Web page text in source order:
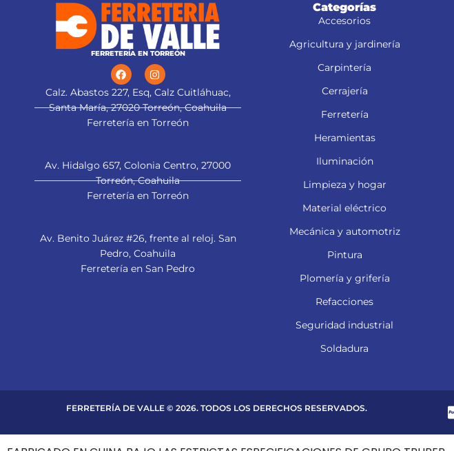
FERRETERÍA EN TORREÓN
Calz. Abastos 227, Esq, Calz Cuitláhuac,
Santa María, 27020 Torreón, Coahuila
Ferretería en Torreón
Av. Hidalgo 657, Colonia Centro, 27000
Torreón, Coahuila
Ferretería en Torreón
Av. Benito Juárez #26, frente al reloj. San
Pedro, Coahuila
Ferretería en San Pedro
Categorías
Accesorios
Agricultura y jardinería
Carpintería
Cerrajería
Ferretería
Heramientas
Iluminación
Limpieza y hogar
Material eléctrico
Mecánica y automotriz
Pintura
Plomería y grifería
Refacciones
Seguridad industrial
Soldadura
FERRETERÍA DE VALLE © 2026. TODOS LOS DERECHOS RESERVADOS.